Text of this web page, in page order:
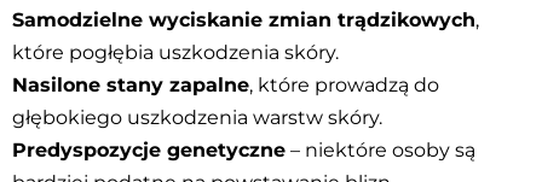
Samodzielne wyciskanie zmian trądzikowych,
które pogłębia uszkodzenia skóry.
Nasilone stany zapalne, które prowadzą do
głębokiego uszkodzenia warstw skóry.
Predyspozycje genetyczne – niektóre osoby są